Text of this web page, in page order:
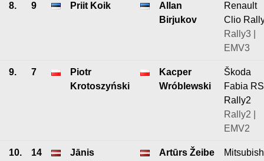
8. 9 Priit Koik
Allan
Birjukov
Renault
Clio
Rally3 |
EMV3
9. 7
Piotr
Krotoszyński
Kacper
Wróblewski
Škoda
Fabia RS
Rally2
Rally2 |
EMV2
10. 14
Jānis
Artūrs Žeibe